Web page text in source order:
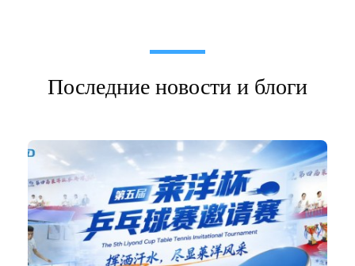
Последние новости и блоги